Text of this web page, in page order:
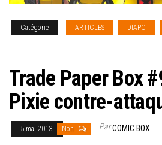
Catégorie ARTICLES DIAPO
Trade Paper Box
Pixie contre-
5 mai 2013 Non ParCOMIC BOX